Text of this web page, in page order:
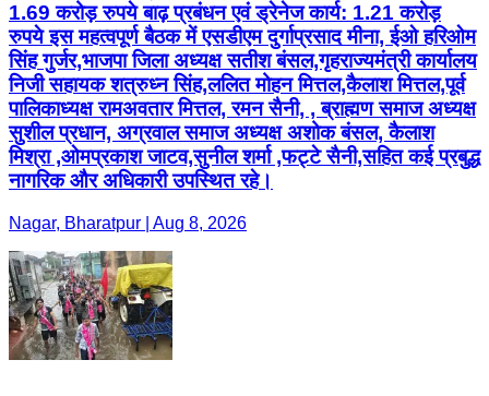
1.69 करोड़ रुपये बाढ़ प्रबंधन एवं ड्रेनेज कार्य: 1.21 करोड़
रुपये इस महत्वपूर्ण बैठक में एसडीएम दुर्गाप्रसाद मीना, ईओ हरिओम
सिंह गुर्जर,भाजपा जिला अध्यक्ष सतीश बंसल,गृहराज्यमंत्री कार्यालय
निजी सहायक शत्रुध्न सिंह,ललित मोहन मित्तल,कैलाश मित्तल,पूर्व
पालिकाध्यक्ष रामअवतार मित्तल, रमन सैनी, , ब्राह्मण समाज अध्यक्ष
सुशील प्रधान, अग्रवाल समाज अध्यक्ष अशोक बंसल, कैलाश
मिश्रा ,ओमप्रकाश जाटव,सुनील शर्मा ,फट्टे सैनी,सहित कई प्रबुद्ध
नागरिक और अधिकारी उपस्थित रहे।
Nagar, Bharatpur | Aug 8, 2026